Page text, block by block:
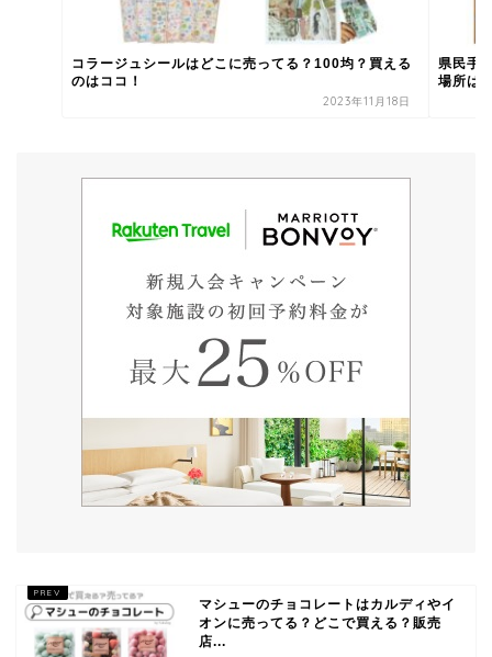
コラージュシールはどこに売ってる？100均？買える
のはココ！
2023年11月18日
県民手
場所は
マシューのチョコレートはカルディやイ
オンに売ってる？どこで買える？販売
店...